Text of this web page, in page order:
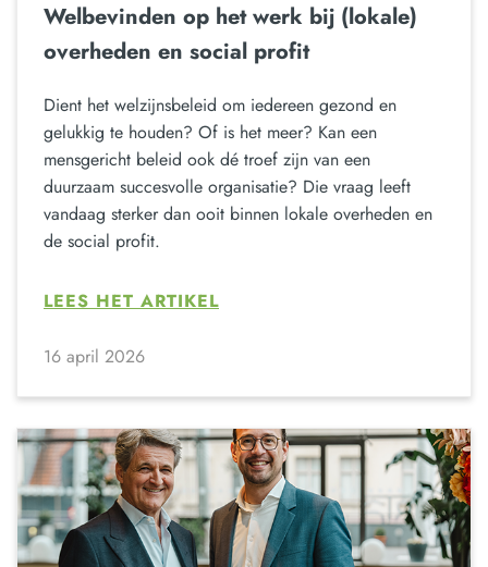
Welbevinden op het werk bij (lokale)
overheden en social profit
Dient het welzijnsbeleid om iedereen gezond en
gelukkig te houden? Of is het meer? Kan een
mensgericht beleid ook dé troef zijn van een
duurzaam succesvolle organisatie? Die vraag leeft
vandaag sterker dan ooit binnen lokale overheden en
de social profit.
LEES HET ARTIKEL
16 april 2026